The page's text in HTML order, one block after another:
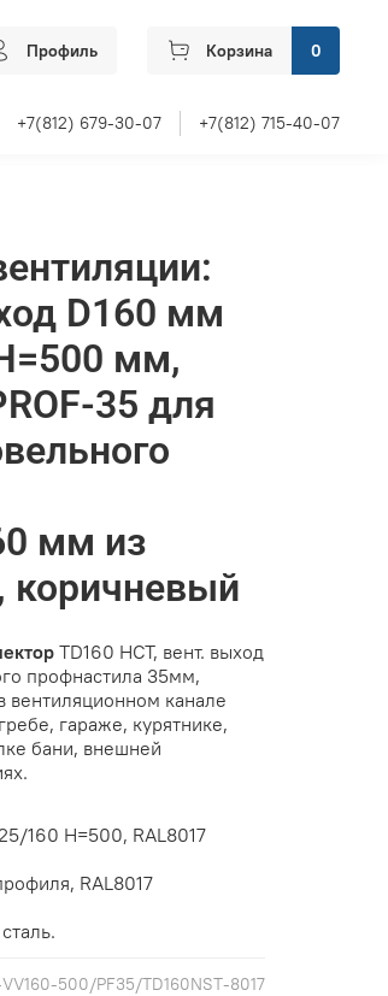
Профиль Корзина 0
+7(812) 679-30-07 +7(812) 715-40-07
500/PF35/TD160NST-8017
D160 мм
мм,
35 для
мм из
TD160 НСТ, вент. выход
профнастила 35мм,
вентиляционном канале
гараже, курятнике,
бани, внешней
160 H=500, RAL8017
RAL8017